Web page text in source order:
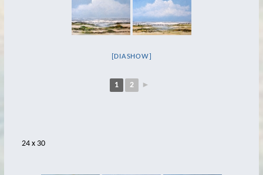
Batavia – Stele
[DIASHOW]
1 2 ►
24 x 30